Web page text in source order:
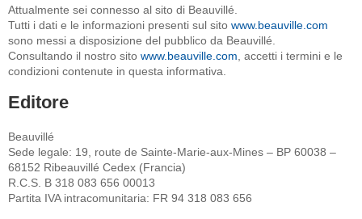
Attualmente sei connesso al sito di Beauvillé.
Tutti i dati e le informazioni presenti sul sito www.beauville.com
sono messi a disposizione del pubblico da Beauvillé.
Consultando il nostro sito www.beauville.com , accetti i termini e le
condizioni contenute in questa informativa.
Editore
Beauvillé
Sede legale: 19, route de Sainte-Marie-aux-Mines – BP 60038 –
68152 Ribeauvillé Cedex (Francia)
R.C.S. B 318 083 656 00013
Partita IVA intracomunitaria: FR 94 318 083 656